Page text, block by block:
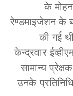
के
रेण्डमाइजेशन के
की गई
केन्द्रवार
सामान्य
उनके